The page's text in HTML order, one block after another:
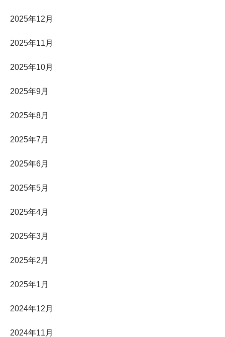
2025年12月
2025年11月
2025年10月
2025年9月
2025年8月
2025年7月
2025年6月
2025年5月
2025年4月
2025年3月
2025年2月
2025年1月
2024年12月
2024年11月